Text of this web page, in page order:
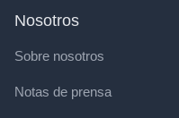
Nosotros
Sobre nosotros
Notas de prensa